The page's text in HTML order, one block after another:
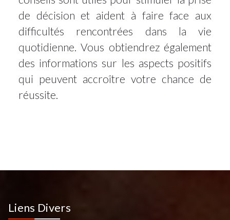
de décision et aident à faire face aux
difficultés rencontrées dans la vie
quotidienne. Vous obtiendrez également
des informations sur les aspects positifs
qui peuvent accroître votre chance de
réussite.
Liens Divers